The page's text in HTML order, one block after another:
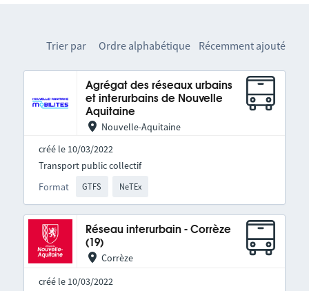
Trier par Ordre alphabétique Récemment ajouté
Agrégat des réseaux urbains
et interurbains de Nouvelle
Aquitaine
Nouvelle-Aquitaine
créé le 10/03/2022
Format GTFS NeTEx
Transport public collectif
Réseau interurbain - Corrèze
(19)
Corrèze
créé le 10/03/2022